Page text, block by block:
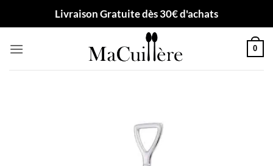
Livraison Gratuite dès 30€ d'achats
0